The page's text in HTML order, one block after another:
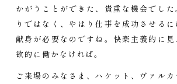
かがうことができた、貴重な機会でし
りではなく、やはり仕事を成功させる
献身が必要なのですね。快楽主義的に
欲的に働かなければ。
ご来場のみなさま、ハケット、ヴァル